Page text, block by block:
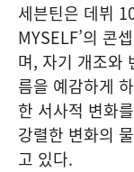
세븐틴은 데뷔
MYSELF’의 콘
며, 자기 개조와
름을 예감하게
한 서사적 변화
강렬한 변화의
고 있다.